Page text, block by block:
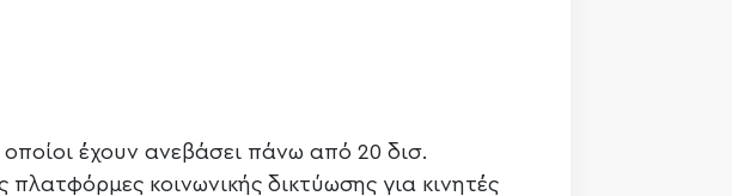
έχουν ανεβάσει πάνω από 20 δισ.
κοινωνικής δικτύωσης για κινητές